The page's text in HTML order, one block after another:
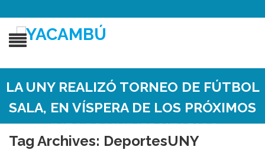
LA UNY REALIZÓ TORNEO DE FÚTBOL
SALA, EN VÍSPERA DE LOS PRÓXIMOS
JUEGOS UNIVERSITARIOS
Tag Archives: DeportesUNY